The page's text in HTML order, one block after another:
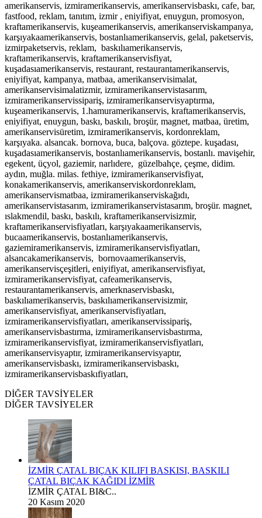
amerikanservis, izmiramerikanservis, amerikanservisbaskı, cafe, bar,
fastfood, reklam, tanıtım, izmir , eniyifiyat, enuygun, promosyon,
kraftamerikanservis, kuşeamerikanservis, amerikanserviskampanya,
karşıyakaamerikanservis, bostanlıamerikanservis, gelal, paketservis,
izmirpaketservis, reklam, baskılıamerikanservis,
kraftamerikanservis, kraftamerikanservisfiyat,
kuşadasıamerikanservis, restaurant, restaurantamerikanservis,
eniyifiyat, kampanya, matbaa, amerikanservisimalat,
amerikanservisimalatizmir, izmiramerikanservistasarım,
izmiramerikanservissipariş, izmiramerikanservisyaptırma,
kuşeamerikanservis, 1.hamuramerikanservis, kraftamerikanservis,
eniyifiyat, enuygun, baskı, baskılı, broşür, magnet, matbaa, üretim,
amerikanservisüretim, izmiramerikanservis, kordonreklam,
karşıyaka. alsancak. bornova, buca, balçova. göztepe. kuşadası,
kuşadasıamerikanservis, bostanlıamerikanservis, bostanlı. mavişehir,
egekent, üçyol, gaziemir, narlıdere, güzelbahçe, çeşme, didim.
aydın, muğla. milas. fethiye, izmiramerikanservisfiyat,
konakamerikanservis, amerikanserviskordonreklam,
amerikanservismatbaa, izmiramerikanserviskağıdı,
amerikanservistasarım, izmiramerikanservistasarım, broşür. magnet,
ıslakmendil, baskı, baskılı, kraftamerikanservisizmir,
kraftamerikanservisfiyatları, karşıyakaamerikanservis,
bucaamerikanservis, bostanlıamerikanservis,
gaziemiramerikanservis, izmiramerikanservisfiyatları,
alsancakamerikanservis, bornovaamerikanservis,
amerikanservisçeşitleri, eniyifiyat, amerikanservisfiyat,
izmiramerikanservisfiyat, cafeamerikanservis,
restaurantamerikanservis, amerknaservisbaskı,
baskılıamerikanservis, baskılıamerikanservisizmir,
amerikanservisfiyat, amerikanservisfiyatları,
izmiramerikanservisfiyatları, amerikanservissipariş,
amerikanservisbastırma, izmiramerikanservisbastırma,
izmiramerikanservisfiyat, izmiramerikanservisfiyatları,
amerikanservisyaptır, izmiramerikanservisyaptır,
amerikanservisbaskı, izmiramerikanservisbaskı,
izmiramerikanservisbaskıfiyatları,
DİĞER TAVSİYELER
DİĞER TAVSİYELER
İZMİR ÇATAL BIÇAK KILIFI BASKISI, BASKILI
ÇATAL BIÇAK KAĞIDI İZMİR
İZMİR ÇATAL BI&C..
20 Kasım 2020